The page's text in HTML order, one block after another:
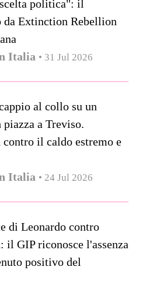
politica": il
da Extinction Rebellion
Italia • 31 Jul 2026
al collo su un
a Treviso.
il caldo estremo e
Italia • 24 Jul 2026
di Leonardo contro
GIP riconosce l'assenza
positivo del